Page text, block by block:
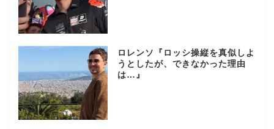
ロレンソ『ロッシ操縦を真似しよ
うとしたが、できなかった理由
は…』